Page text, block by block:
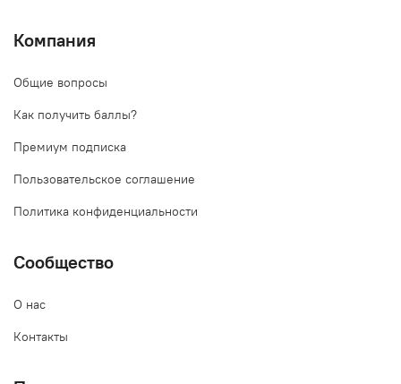
Компания
Общие вопросы
Как получить баллы?
Премиум подписка
Пользовательское соглашение
Политика конфиденциальности
Сообщество
О нас
Контакты